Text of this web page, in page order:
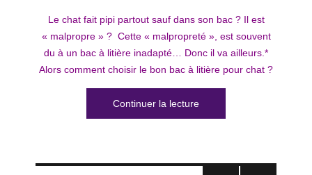
Le chat fait pipi partout sauf dans son bac ? Il est
« malpropre » ? Cette « malpropreté », est souvent
du à un bac à litière inadapté… Donc il va ailleurs.*
Alors comment choisir le bon bac à litière pour chat ?
Continuer la lecturede « Choisir le bon bac